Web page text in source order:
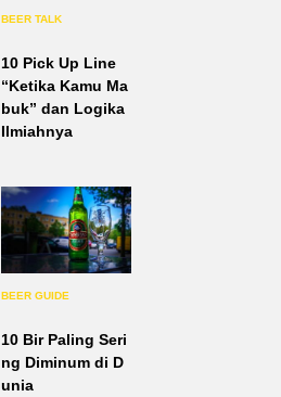
BEER TALK
10 Pick Up Line
“Ketika Kamu Ma
buk” dan Logika
Ilmiahnya
BEER GUIDE
10 Bir Paling Seri
ng Diminum di D
unia